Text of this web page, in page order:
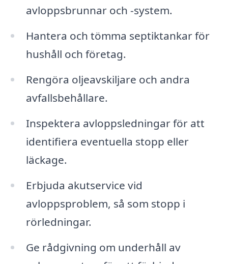
avloppsbrunnar och -system.
Hantera och tömma septiktankar för
hushåll och företag.
Rengöra oljeavskiljare och andra
avfallsbehållare.
Inspektera avloppsledningar för att
identifiera eventuella stopp eller
läckage.
Erbjuda akutservice vid
avloppsproblem, så som stopp i
rörledningar.
Ge rådgivning om underhåll av